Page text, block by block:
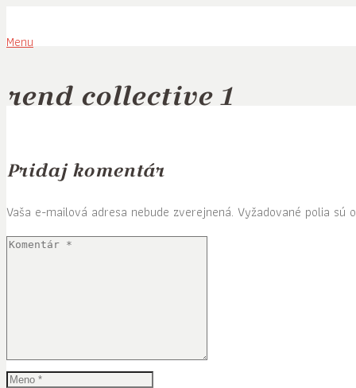
Menu
rend collective 1
Pridaj komentár
Vaša e-mailová adresa nebude zverejnená. Vyžadované polia sú